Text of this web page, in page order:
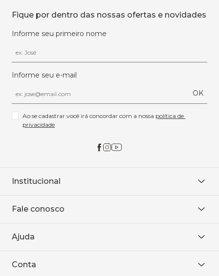
Fique por dentro das nossas ofertas e novidades
Informe seu primeiro nome
Informe seu e-mail
OK
Ao se cadastrar você irá concordar com a nossa política de
privacidade
Institucional
Onde encontrar
Baixe o APP
Fale conosco
WhatsApp
Ajuda
Política de entrega
Conta